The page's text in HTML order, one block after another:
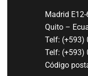
Madrid
Quito –
Telf: (+593)
Telf: (+593)
Código